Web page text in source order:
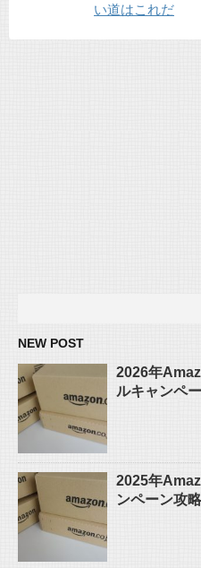
い道はこれだ
NEW POST
2026年
ルキャンペ
2025年
ンペーン攻